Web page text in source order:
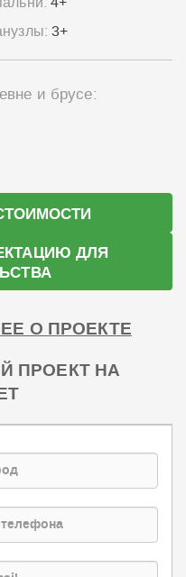
3+
и брусе:
ДЛЯ
О ПРОЕКТЕ
ПРОЕКТ НА